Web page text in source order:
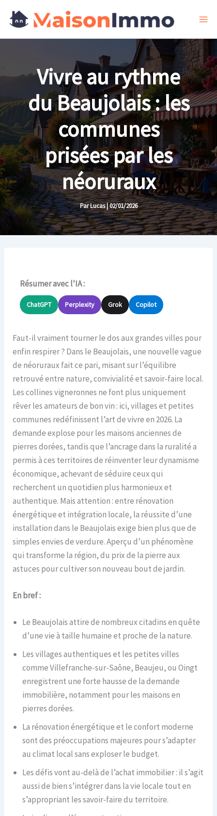
Vivre au rythme
du Beaujolais : les
communes
prisées par les
néoruraux
ParLucas|02/01/2026
Résumer avec l'IA :
ChatGPT Perplexity Grok Copilot
Faut-il vraiment tourner le dos aux grandes villes pour
enfin respirer ? Dans le Beaujolais, une nouvelle vague
de néoruraux fait ce pari, misant sur l’équilibre
retrouvé entre nature, convivialité et savoir-faire local.
Les collines vigneronnes ne font plus uniquement
rêver les amateurs de bon vin : ici, villages et petites
communes redéfinissent l’art de vivre en 2026. La
demande explose pour les maisons anciennes de
pierres dorées, tandis que l’ancrage dans la ruralité a
permis à ces territoires de réinventer leur dynamisme
économique, achevant de séduire ceux qui
recherchent un quotidien plus harmonieux et
authentique. Mais attention : entre rénovation
énergétique et intégration locale, la réussite d’une
installation dans le Beaujolais exige bien plus que de
simples envies de verdure. Aperçu d’un phénomène
qui transforme la région, du prix de la pierre aux
astuces pour cultiver son nouveau bout de jardin.
En bref :
Le Beaujolais attire de nombreux citadins en quête
d’une vie à taille humaine et proche de la nature.
Les villages authentiques et les petites villes
comme Villefranche-sur-Saône, Beaujeu, ou Oingt
enregistrent une forte hausse de la demande
immobilière, notamment pour les maisons en
pierres dorées.
La rénovation énergétique et le confort moderne
sont des préoccupations majeures pour s’adapter
au climat local sans exploser le budget.
Les défis vont au-delà de l’achat immobilier : il s’agit
aussi de bien s’intégrer dans la vie locale tout en
s’appropriant les savoir-faire du territoire.